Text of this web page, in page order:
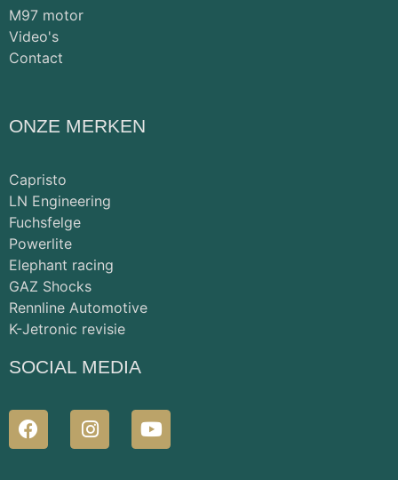
M97 motor
Video's
Contact
ONZE MERKEN
Capristo
LN Engineering
Fuchsfelge
Powerlite
Elephant racing
GAZ Shocks
Rennline Automotive
K-Jetronic revisie
SOCIAL MEDIA